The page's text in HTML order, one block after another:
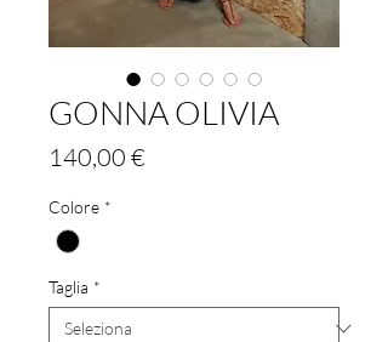
GONNA OLIVIA
140,00 €
Colore *
Taglia *